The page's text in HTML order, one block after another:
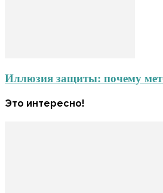
Иллюзия защиты: почему
Это интересно!